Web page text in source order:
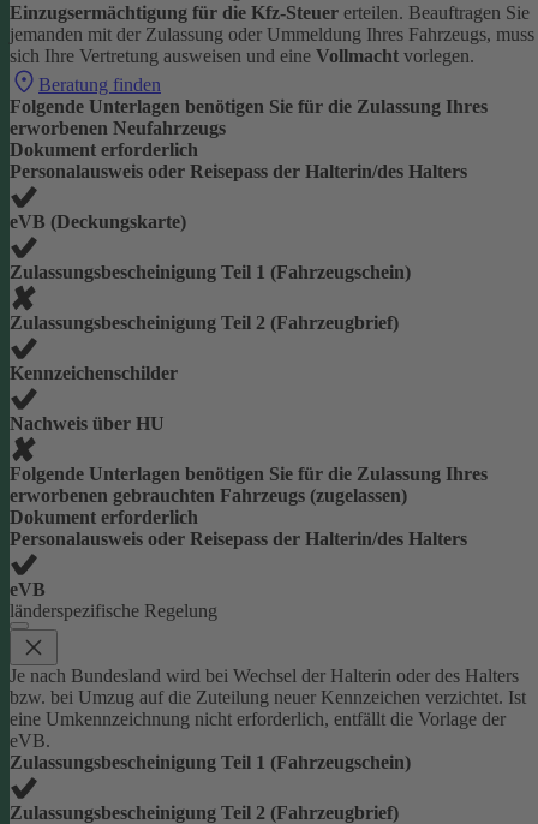
Einzugsermächtigung für die Kfz-Steuer erteilen. Beauftragen Sie
jemanden mit der Zulassung oder Ummeldung Ihres Fahrzeugs, muss
sich Ihre Vertretung ausweisen und eine Vollmacht vorlegen.
Beratung finden
Folgende Unterlagen benötigen Sie für die Zulassung Ihres
erworbenen Neufahrzeugs
Dokument erforderlich
Personalausweis oder Reisepass der Halterin/des Halters
eVB (Deckungskarte)
Zulassungsbescheinigung Teil 1 (Fahrzeugschein)
Zulassungsbescheinigung Teil 2 (Fahrzeugbrief)
Kennzeichenschilder
Nachweis über HU
Folgende Unterlagen benötigen Sie für die Zulassung Ihres
erworbenen gebrauchten Fahrzeugs (zugelassen)
Dokument erforderlich
Personalausweis oder Reisepass der Halterin/des Halters
eVB
länderspezifische Regelung
Je nach Bundesland wird bei Wechsel der Halterin oder des Halters
bzw. bei Umzug auf die Zuteilung neuer Kennzeichen verzichtet. Ist
eine Umkennzeichnung nicht erforderlich, entfällt die Vorlage der
eVB.
Zulassungsbescheinigung Teil 1 (Fahrzeugschein)
Zulassungsbescheinigung Teil 2 (Fahrzeugbrief)